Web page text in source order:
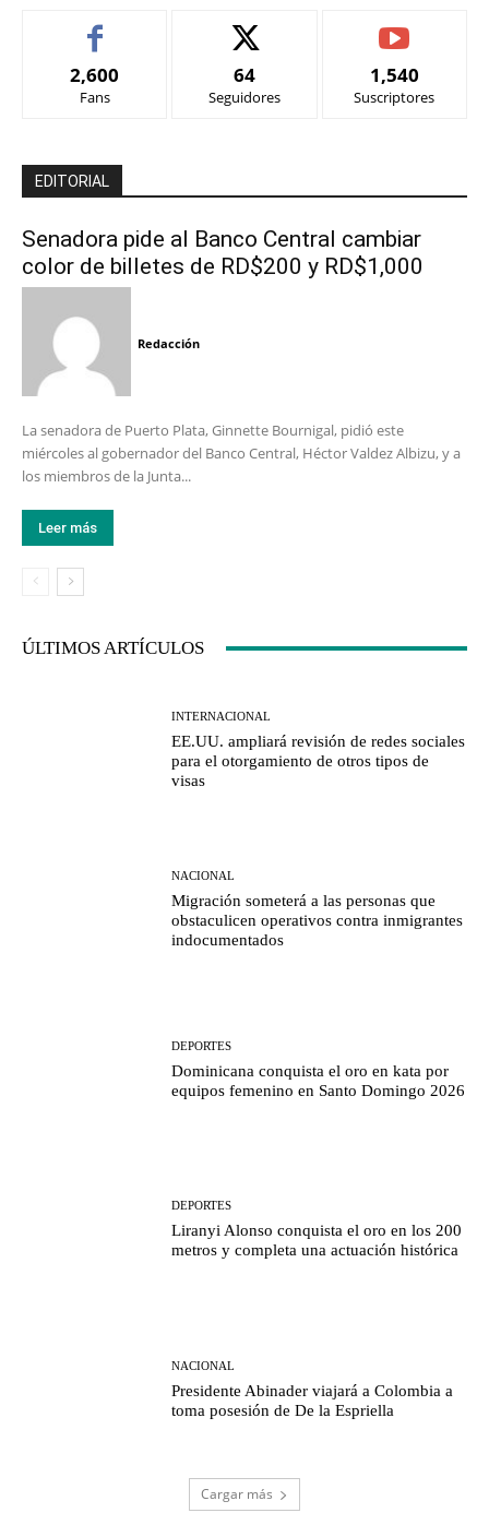
2,600
Fans
64
Seguidores
1,540
Suscriptores
EDITORIAL
Senadora pide al Banco Central cambiar
color de billetes de RD$200 y RD$1,000
Redacción
La senadora de Puerto Plata, Ginnette Bournigal, pidió este
miércoles al gobernador del Banco Central, Héctor Valdez Albizu, y a
los miembros de la Junta...
Leer más
ÚLTIMOS ARTÍCULOS
INTERNACIONAL
EE.UU. ampliará revisión de redes sociales
para el otorgamiento de otros tipos de
visas
NACIONAL
Migración someterá a las personas que
obstaculicen operativos contra inmigrantes
indocumentados
DEPORTES
Dominicana conquista el oro en kata por
equipos femenino en Santo Domingo 2026
DEPORTES
Liranyi Alonso conquista el oro en los 200
metros y completa una actuación histórica
NACIONAL
Presidente Abinader viajará a Colombia a
toma posesión de De la Espriella
Cargar más